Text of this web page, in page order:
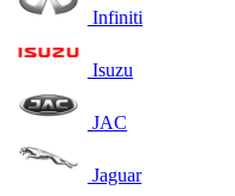
Infiniti
Isuzu
JAC
Jaguar